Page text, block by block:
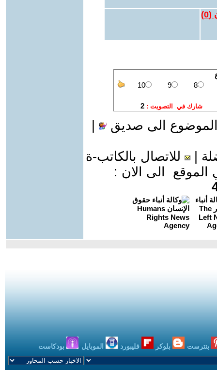
(
0
)
الى صديق
للاتصال بالكاتب-ة
الى الان :
بنترست بلوكر فليبورد الموبايل بودكاست